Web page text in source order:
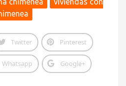
Twitter Pinterest
Whatsapp Google+